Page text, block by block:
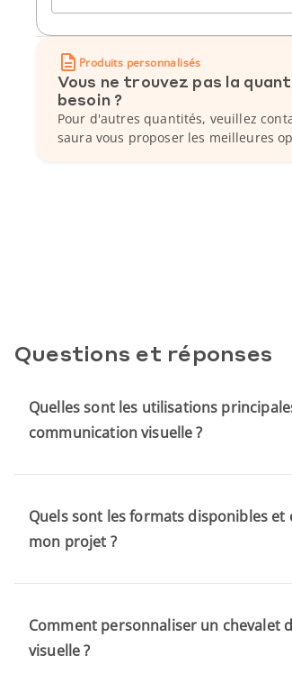
Produits personnalisés
Vous ne trouvez pas la
besoin ?
Pour d'autres quantités, veuillez
saura vous proposer les meilleures
Questions et réponses
Quelles sont les utilisations
communication visuelle ?
Quels sont les formats disponibles
mon projet ?
Comment personnaliser un chevalet
visuelle ?